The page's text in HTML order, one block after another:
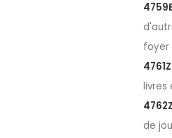
foyer
4761Z
livres
4762Z
de